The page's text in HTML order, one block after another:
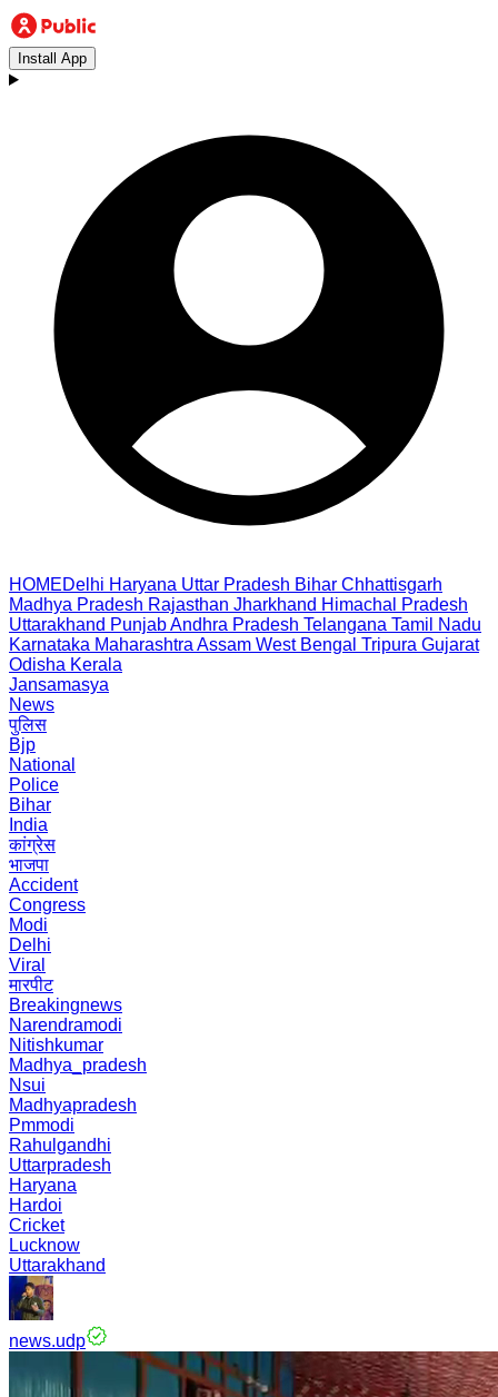
Install App
HOMEDelhi Haryana Uttar Pradesh Bihar Chhattisgarh
Madhya Pradesh Rajasthan Jharkhand Himachal Pradesh
Uttarakhand PunjabAndhra Pradesh Telangana Tamil Nadu
Karnataka Maharashtra Assam West Bengal Tripura Gujarat
Odisha Kerala
Jansamasya
News
पुलिस
Bjp
National
Police
Bihar
India
कांग्रेस
भाजपा
Accident
Congress
Modi
Delhi
Viral
मारपीट
Breakingnews
Narendramodi
Nitishkumar
Madhya_pradesh
Nsui
Madhyapradesh
Pmmodi
Rahulgandhi
Uttarpradesh
Haryana
Hardoi
Cricket
Lucknow
Uttarakhand
news.udp